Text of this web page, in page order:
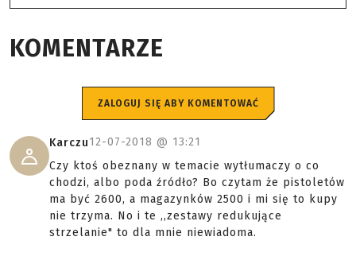
KOMENTARZE
ZALOGUJ SIĘ ABY KOMENTOWAĆ
Karczu12-07-2018 @ 13:21
Czy ktoś obeznany w temacie wytłumaczy o co
chodzi, albo poda źródło? Bo czytam że pistoletów
ma być 2600, a magazynków 2500 i mi się to kupy
nie trzyma. No i te ,,zestawy redukujące
strzelanie" to dla mnie niewiadoma.